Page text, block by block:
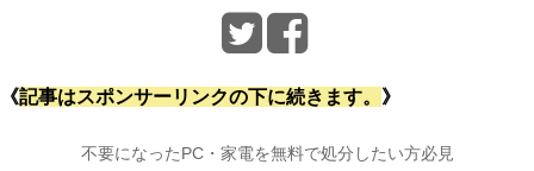
《記事はスポンサーリンクの下に続きます。 》
不要になったPC・家電を無料で処分したい方必見